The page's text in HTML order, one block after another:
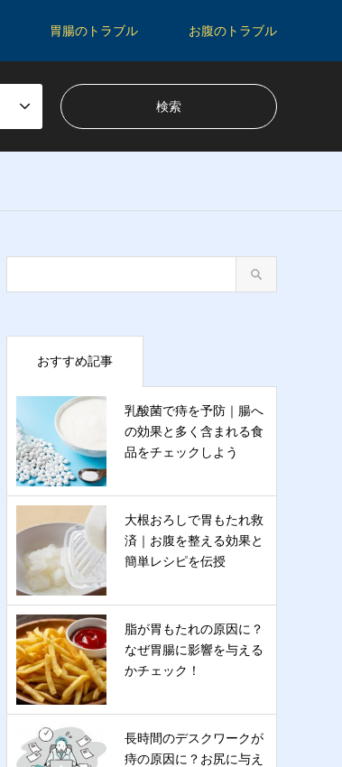
胃腸のトラブル お腹のトラブル
おすすめ記事
乳酸菌で痔を予防｜腸へ
の効果と多く含まれる食
品をチェックしよう
大根おろしで胃もたれ救
済｜お腹を整える効果と
簡単レシピを伝授
脂が胃もたれの原因に？
なぜ胃腸に影響を与える
かチェック！
長時間のデスクワークが
痔の原因に？お尻に与え